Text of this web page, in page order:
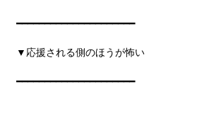
━━━━━━━━━━━━━━━━━━━━━
▼応援される側のほうが怖い
━━━━━━━━━━━━━━━━━━━━━